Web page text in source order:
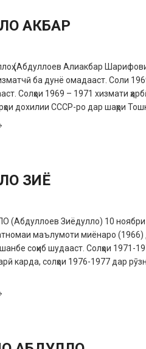
АКБАР
(Абдуллоев Алиакбар
ба дунё омадааст. Соли
Солҳои 1969 – 1971 хизмати
дохилии СССР-ро дар шаҳри
ЗИЁ
Зиёдулло) 10 ноябри
маълумоти миёнаро (1966)
соҳиб шудааст. Солҳои 1971-
карда, солҳои 1976-1977 дар